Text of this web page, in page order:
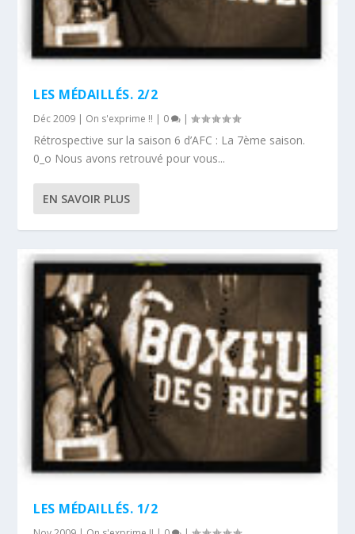
LES MÉDAILLÉS. 1/2
BLOCAGE DU PORT 25 CHEZ ORANGE
APRÈS LES SPAMS, LES SPAMS
LE RESPECT
PÉTITION DE RÉOUVERTURE DE LA
PATAUGEOIRE
LES MÉDAILLÉS. 2/2
Déc 2009 On s'exprime !! 0 |
Rétrospective sur la saison 6 d’AFC : La 7ème saison.
0_o Nous avons retrouvé pour vous...
EN SAVOIR PLUS
LES MÉDAILLÉS. 1/2